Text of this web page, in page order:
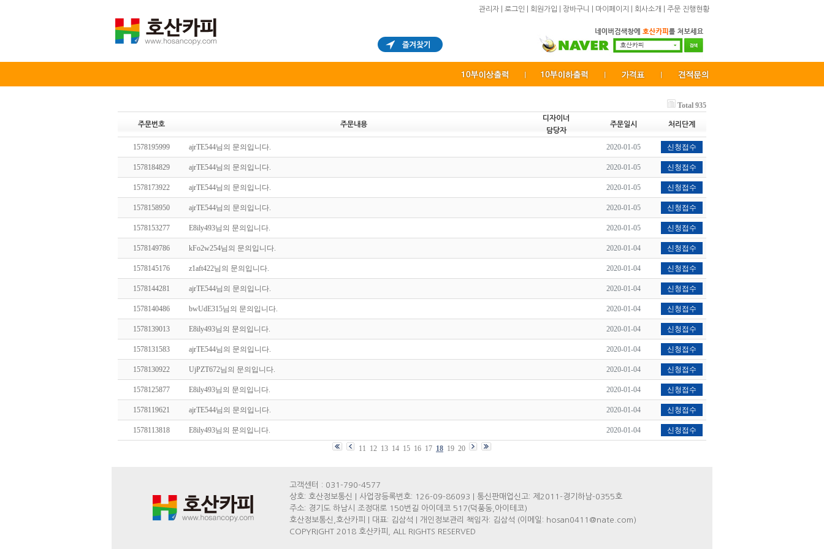
관리자 로그인 회원가입 장바구니 마이페이지 회사소개 주문 진행현황
Total 935
주문번호 주문내용
디자이너
담당자
주문일시 처리단계
1578195999 ajrTE544님의 문의입니다. 2020-01-05 신청접수
1578184829 ajrTE544님의 문의입니다. 2020-01-05 신청접수
1578173922 ajrTE544님의 문의입니다. 2020-01-05 신청접수
1578158950 ajrTE544님의 문의입니다. 2020-01-05 신청접수
1578153277 E8ily493님의 문의입니다. 2020-01-05 신청접수
1578149786 kFo2w254님의 문의입니다. 2020-01-04 신청접수
1578145176 z1aft422님의 문의입니다. 2020-01-04 신청접수
1578144281 ajrTE544님의 문의입니다. 2020-01-04 신청접수
1578140486 bwUdE315님의 문의입니다. 2020-01-04 신청접수
1578139013 E8ily493님의 문의입니다. 2020-01-04 신청접수
1578131583 ajrTE544님의 문의입니다. 2020-01-04 신청접수
1578130922 UjPZT672님의 문의입니다. 2020-01-04 신청접수
1578125877 E8ily493님의 문의입니다. 2020-01-04 신청접수
1578119621 ajrTE544님의 문의입니다. 2020-01-04 신청접수
1578113818 E8ily493님의 문의입니다. 2020-01-04 신청접수
11 12 13 14 15 16 17 18 19 20
고객센터 : 031-790-4577
상호: 호산정보통신 | 사업장등록번호: 126-09-86093 | 통신판매업신고: 제2011-경기하남-0355호
주소: 경기도 하남시 조정대로 150번길 아이데코 517(덕풍동,아이테코)
호산정보통신,호산카피 | 대표: 김삼석 | 개인정보관리 책임자: 김삼석 (이메일: hosan0411@nate.com)
COPYRIGHT 2018 호산카피, ALL RIGHTS RESERVED